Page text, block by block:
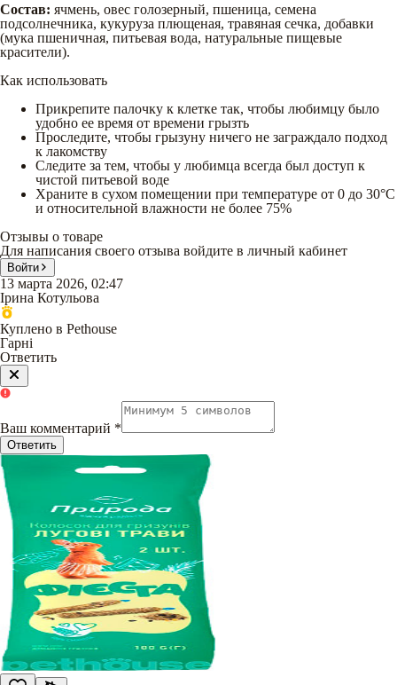
Состав: ячмень, овес голозерный, пшеница, семена
подсолнечника, кукуруза плющеная, травяная сечка, добавки
(мука пшеничная, питьевая вода, натуральные пищевые
красители).
Как использовать
Прикрепите палочку к клетке так, чтобы любимцу было
удобно ее время от времени грызть
Проследите, чтобы грызуну ничего не заграждало подход
к лакомству
Следите за тем, чтобы у любимца всегда был доступ к
чистой питьевой воде
Храните в сухом помещении при температуре от 0 до 30°С
и относительной влажности не более 75%
Отзывы о товаре
Для написания своего отзыва войдите в личный кабинет
Войти
13 марта 2026, 02:47
Ірина Котульова
Куплено в Pethouse
Гарні
Ответить
Ваш комментарий *
Ответить